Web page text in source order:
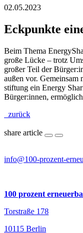
02.05.2023
Eckpunkte
Beim Thema
große Lücke – trotz
großer Teil der
außen vor. Gemeinsam
stiftung ein Energy
Bürger:innen,
zurück
share article
info@100-prozent-
100 prozent
Torstraße 178
10115 Berlin